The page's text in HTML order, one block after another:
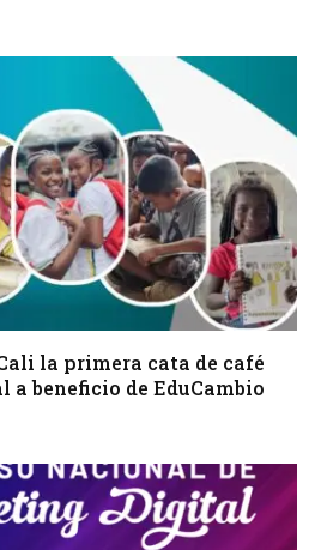
la primera cata de café
beneficio de EduCambio